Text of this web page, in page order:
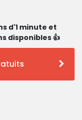
d'1 minute et
disponibles 👍